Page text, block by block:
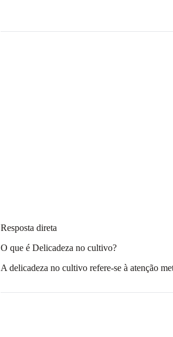
Resposta direta
O que é Delicadeza no cultivo?
A delicadeza no cultivo refere-se à atenção